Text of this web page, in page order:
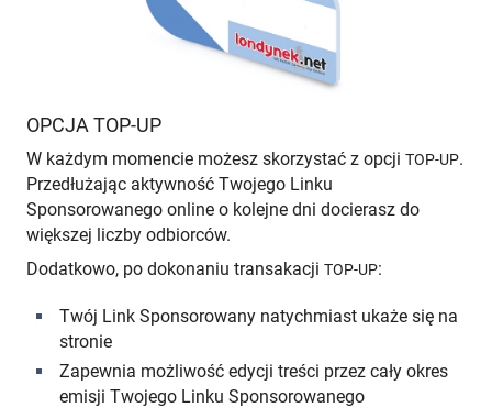
OPCJA TOP-UP
W każdym momencie możesz skorzystać z opcji TOP-UP.
Przedłużając aktywność Twojego Linku
Sponsorowanego online o kolejne dni docierasz do
większej liczby odbiorców.
Dodatkowo, po dokonaniu transakacji TOP-UP:
Twój Link Sponsorowany natychmiast ukaże się na
stronie
Zapewnia możliwość edycji treści przez cały okres
emisji Twojego Linku Sponsorowanego